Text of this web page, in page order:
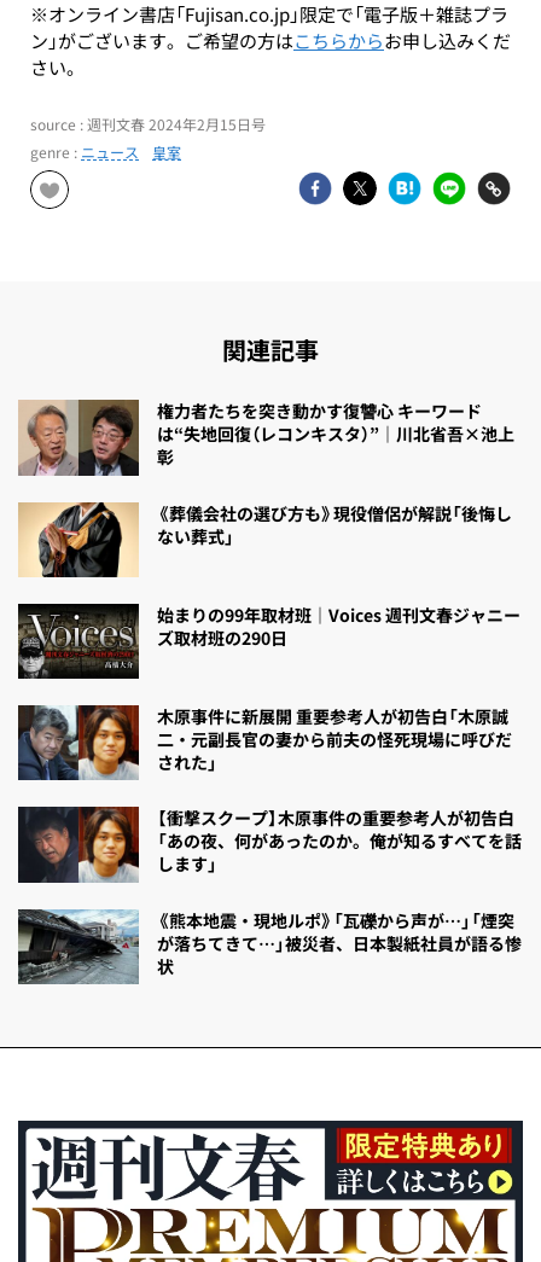
※オンライン書店「Fujisan.co.jp」限定で「電子版＋雑誌プラ
ン」がございます。ご希望の方はこちらからお申し込みくだ
さい。
source : 週刊文春 2024年2月15日号
genre : ニュース 皇室
関連記事
権力者たちを突き動かす復讐心 キーワード
は“失地回復（レコンキスタ）”｜川北省吾×池上
彰
《葬儀会社の選び方も》現役僧侶が解説「後悔し
ない葬式」
始まりの99年取材班｜Voices 週刊文春ジャニー
ズ取材班の290日
木原事件に新展開 重要参考人が初告白「木原誠
二・元副長官の妻から前夫の怪死現場に呼びだ
された」
【衝撃スクープ】木原事件の重要参考人が初告白
「あの夜、何があったのか。俺が知るすべてを話
します」
《熊本地震・現地ルポ》「瓦礫から声が…」「煙突
が落ちてきて…」被災者、日本製紙社員が語る惨
状